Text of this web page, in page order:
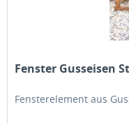
Fenster Gusseisen
Fensterelement aus